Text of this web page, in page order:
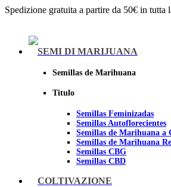
Spedizione gratuita a partire da 50€ in tutta
SEMI DI MARIJUANA
Semillas de Marihuana
Titulo
Semillas Feminizadas
Semillas Autoflorecientes
Semillas de Marihuana a
Semillas de Marihuana
Semillas CBG
Semillas CBD
Sheer seeds
COLTIVAZIONE